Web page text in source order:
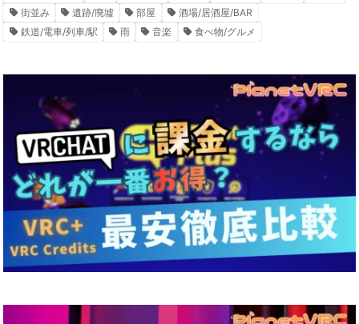
街並み
遺跡/廃墟 部屋
酒場/居酒屋/BAR
鉄道/電車/列車/駅
雨 音楽 食べ物/グルメ